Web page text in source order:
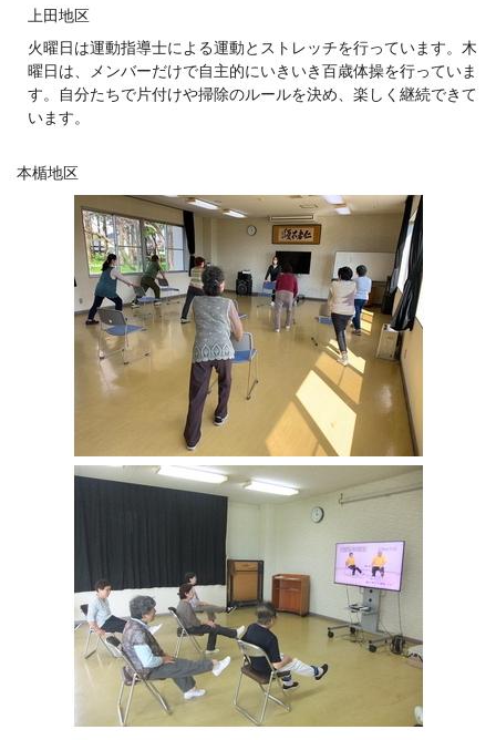
上田地区
火曜日は運動指導士による運動とストレッチを行っています。木
曜日は、メンバーだけで自主的にいきいき百歳体操を行っていま
す。自分たちで片付けや掃除のルールを決め、楽しく継続できて
います。
本楯地区